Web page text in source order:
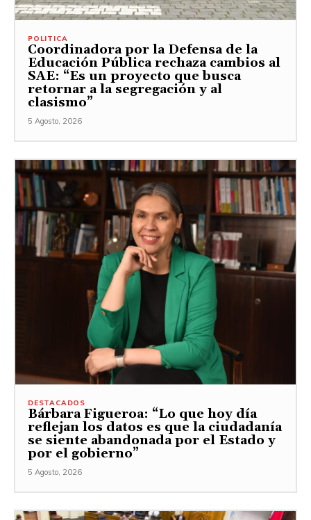
POLITICA
Coordinadora por la Defensa de la
Educación Pública rechaza cambios al
SAE: “Es un proyecto que busca
retornar a la segregación y al
clasismo”
5 Agosto, 2026
DESTACADOS
Bárbara Figueroa: “Lo que hoy día
reflejan los datos es que la ciudadanía
se siente abandonada por el Estado y
por el gobierno”
5 Agosto, 2026